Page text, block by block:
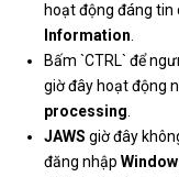
hoạt động đáng tin
Information
Bấm `CTRL` để
giờ đây hoạt động
processing
JAWS giờ đây
đăng nhập